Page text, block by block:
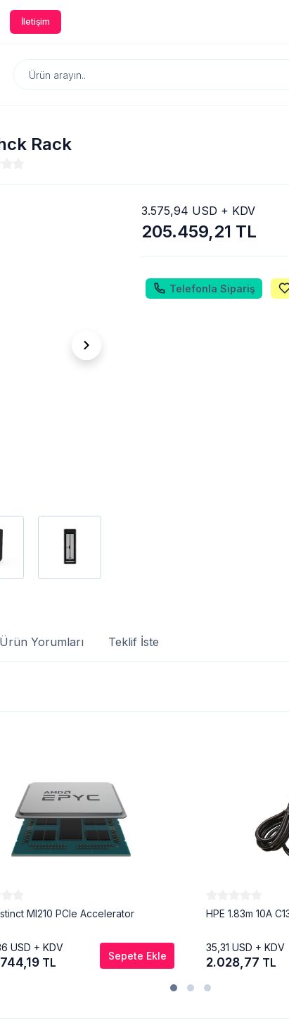
İletişim
Rack
205.459,21 TL
3.575,94 USD + KDV
Telefonla Sipariş
Ürün Yorumları Teklif İste
MI210 PCIe Accelerator
USD + KDV
TL Sepete Ekle
HPE 1.83m 10A
35,31 USD + KDV
2.028,77 TL